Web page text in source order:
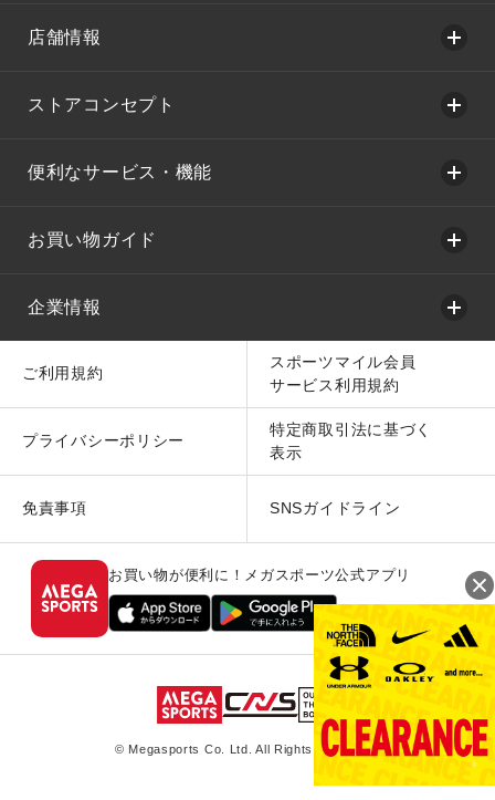
店舗情報
ストアコンセプト
便利なサービス・機能
お買い物ガイド
企業情報
ご利用規約
スポーツマイル会員
サービス利用規約
プライバシーポリシー
特定商取引法に基づく
表示
免責事項 SNSガイドライン
お買い物が便利に！メガスポーツ公式アプリ
© Megasports Co. Ltd. All Rights Reserved.